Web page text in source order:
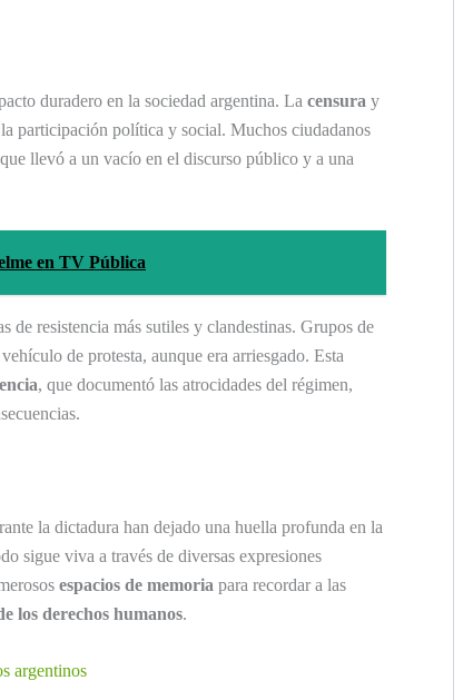
duradero en la sociedad argentina. La censura y
participación política y social. Muchos ciudadanos
llevó a un vacío en el discurso público y a una
en TV Pública
resistencia más sutiles y clandestinas. Grupos de
de protesta, aunque era arriesgado. Esta
, que documentó las atrocidades del régimen,
la dictadura han dejado una huella profunda en la
sigue viva a través de diversas expresiones
espacios de memoria para recordar a las
los derechos humanos.
argentinos